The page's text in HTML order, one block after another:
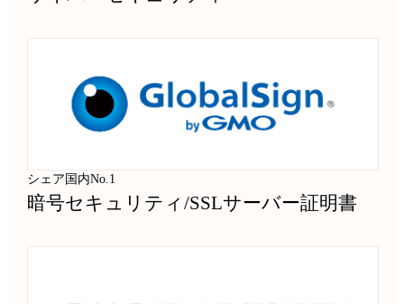
シェア国内No.1
暗号セキュリティ/SSLサーバー証明書